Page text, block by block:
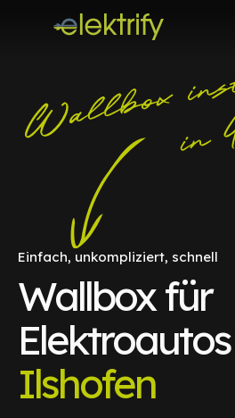
Einfach, unkompliziert, schnell
Wallbox für
Ilshofen